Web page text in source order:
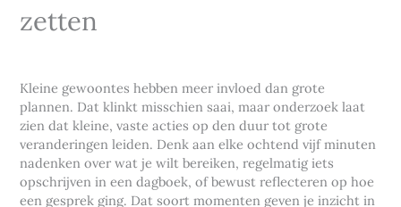
zetten
Kleine gewoontes hebben meer invloed dan grote
plannen. Dat klinkt misschien saai, maar onderzoek laat
zien dat kleine, vaste acties op den duur tot grote
veranderingen leiden. Denk aan elke ochtend vijf minuten
nadenken over wat je wilt bereiken, regelmatig iets
opschrijven in een dagboek, of bewust reflecteren op hoe
een gesprek ging. Dat soort momenten geven je inzicht in